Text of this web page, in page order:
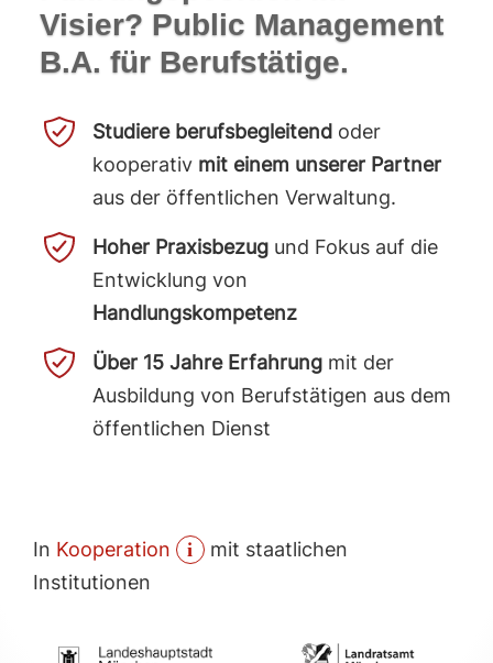
Visier? Public Management
B.A. für Berufstätige.
Studiere berufsbegleitendoder
kooperativ mit einem unserer Partner
aus der öffentlichen Verwaltung.
Hoher Praxisbezugund Fokus auf die
Entwicklung von
Handlungskompetenz
Über 15 Jahre Erfahrungmit der
Ausbildung von Berufstätigen aus dem
öffentlichen Dienst
In Kooperation
mit staatlichen
Institutionen